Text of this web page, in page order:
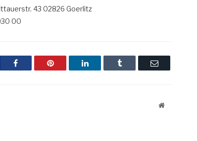
43 02826 Goerlitz
00
FacebookPinterestLinkedInTumblr Email
Website